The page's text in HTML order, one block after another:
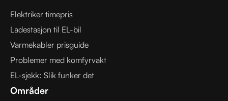
Elektriker timepris
Ladestasjon til EL-bil
Varmekabler prisguide
Problemer med komfyrvakt
EL-sjekk: Slik funker det
Områder